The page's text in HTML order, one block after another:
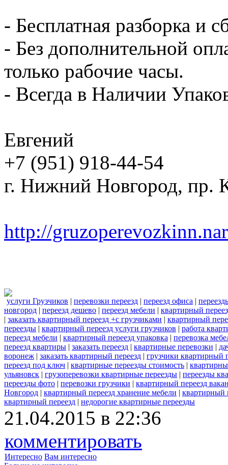
- Бесплатная разборка и
- Без дополнительной
только рабочие часы.
- Всегда в Наличии
Евгений
+7 (951) 918-44-54
г. Нижний Новгород, пр.
http://
услуги Грузчиков | перевозки переезд | переезд офиса |
новгород | переезд дешево | переезд мебели | квартирный
| заказать квартирный переезд +с грузчиками | квартирный
переезды | квартирный переезд услуги грузчиков | работа
переезд мебели | квартирный переезд упаковка | перевозка
переезд квартиры | заказать переезд | квартирные перевозки |
воронеж | заказать квартирный переезд | грузчики квартирный
переезд под ключ | квартирные переезды стоимость |
ульяновск | грузоперевозки квартирные переезды | переезды
переезды фото | перевозки грузчики | квартирный переезд
Новгород | квартирный переезд хранение мебели | квартирный
квартирный переезд | недорогие квартирные переезды
21.04.2015 в 22:36
комментировать
Интересно Вам интересно